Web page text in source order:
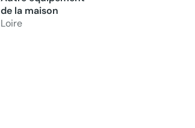
de la maison
Loire